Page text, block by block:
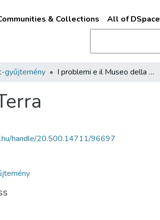
& Collections All of DSpace
gyűjtemény I problemi e il Museo della Terra
handle/20.500.14711/96697